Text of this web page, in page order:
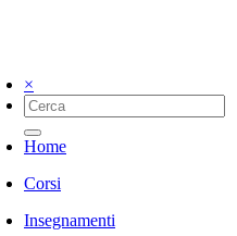
×
Home
Corsi
Insegnamenti